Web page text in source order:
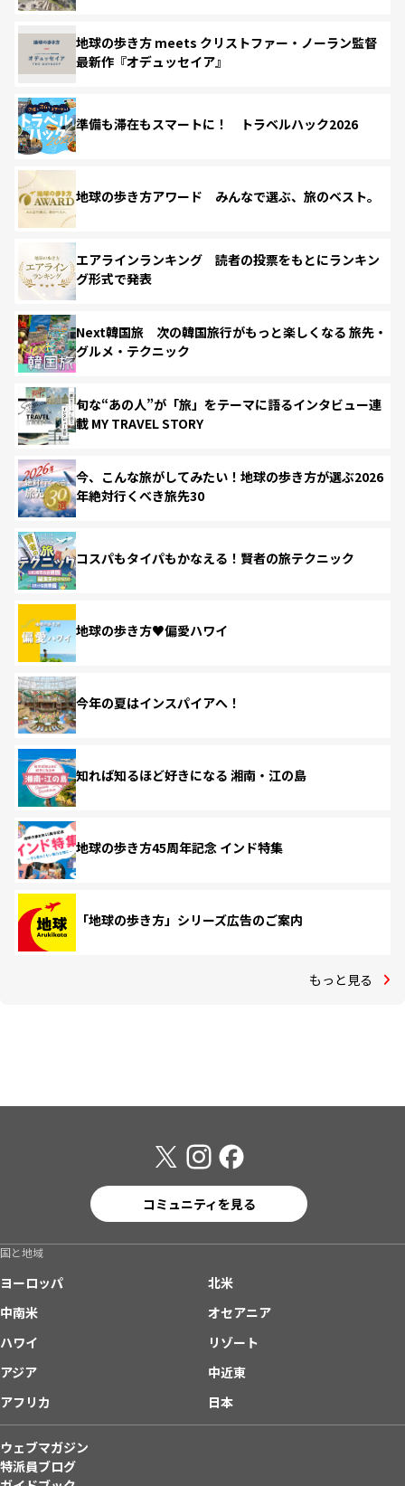
地球の歩き方 meets クリストファー・ノーラン監督
最新作『オデュッセイア』
準備も滞在もスマートに！ トラベルハック2026
地球の歩き方アワード みんなで選ぶ、旅のベスト。
エアラインランキング 読者の投票をもとにランキン
グ形式で発表
Next韓国旅 次の韓国旅行がもっと楽しくなる 旅先・
グルメ・テクニック
旬な“あの人”が「旅」をテーマに語るインタビュー連
載 MY TRAVEL STORY
今、こんな旅がしてみたい！地球の歩き方が選ぶ2026
年絶対行くべき旅先30
コスパもタイパもかなえる！賢者の旅テクニック
地球の歩き方♥偏愛ハワイ
今年の夏はインスパイアへ！
知れば知るほど好きになる 湘南・江の島
地球の歩き方45周年記念 インド特集
「地球の歩き方」シリーズ広告のご案内
もっと見る
コミュニティを見る
国と地域
ヨーロッパ
北米
中南米
オセアニア
ハワイ
リゾート
アジア
中近東
アフリカ
日本
ウェブマガジン
特派員ブログ